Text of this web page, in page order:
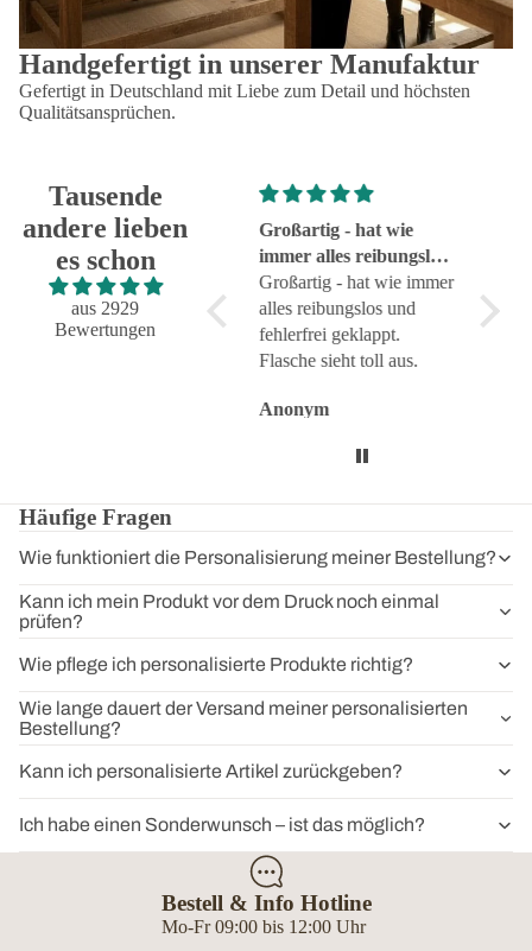
Handgefertigt in unserer Manufaktur
Gefertigt in Deutschland mit Liebe zum Detail und höchsten
Qualitätsansprüchen.
Tausende
andere lieben
es schon
aus 2929
Bewertungen
Super!
Super!
Großartig - hat wie
immer alles reibungslos
und fehlerfrei geklappt
Großartig - hat wie immer
alles reibungslos und
fehlerfrei geklappt.
Flasche sieht toll aus.
Anonym
Häufige Fragen
Wie funktioniert die Personalisierung meiner Bestellung?
Kann ich mein Produkt vor dem Druck noch einmal
prüfen?
Wie pflege ich personalisierte Produkte richtig?
Wie lange dauert der Versand meiner personalisierten
Bestellung?
Kann ich personalisierte Artikel zurückgeben?
Ich habe einen Sonderwunsch – ist das möglich?
Bestell & Info Hotline
Mo-Fr 09:00 bis 12:00 Uhr